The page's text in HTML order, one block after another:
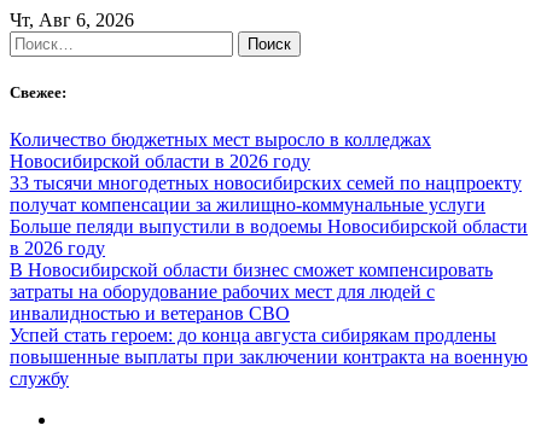
Skip
to
content
Чт, Авг 6, 2026
Найти:
Свежее:
Количество бюджетных мест выросло в колледжах
Новосибирской области в 2026 году
33 тысячи многодетных новосибирских семей по нацпроекту
получат компенсации за жилищно-коммунальные услуги
Больше пеляди выпустили в водоемы Новосибирской области
в 2026 году
В Новосибирской области бизнес сможет компенсировать
затраты на оборудование рабочих мест для людей с
инвалидностью и ветеранов СВО
Успей стать героем: до конца августа сибирякам продлены
повышенные выплаты при заключении контракта на военную
службу